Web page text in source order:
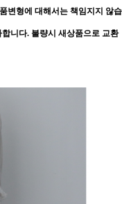
변형에 대해서는 책임지지 않습
니다. 불량시 새상품으로 교환